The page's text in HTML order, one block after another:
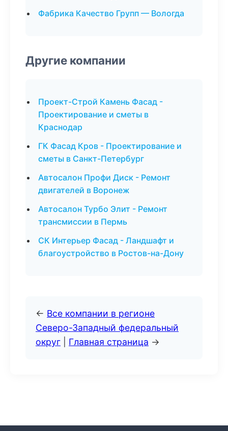
Фабрика Качество Групп — Вологда
Другие компании
Проект-Строй Камень Фасад -
Проектирование и сметы в
Краснодар
ГК Фасад Кров - Проектирование и
сметы в Санкт-Петербург
Автосалон Профи Диск - Ремонт
двигателей в Воронеж
Автосалон Турбо Элит - Ремонт
трансмиссии в Пермь
СК Интерьер Фасад - Ландшафт и
благоустройство в Ростов-на-Дону
← Все компании в регионе
Северо-Западный федеральный
округ
Главная страница →